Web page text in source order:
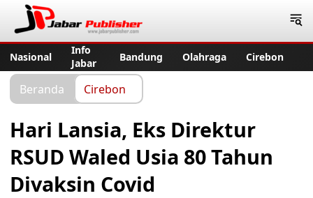
Nasional
Info
Jabar
Bandung Olahraga Cirebon
Beranda Cirebon
Hari Lansia, Eks Direktur
RSUD Waled Usia 80 Tahun
Divaksin Covid